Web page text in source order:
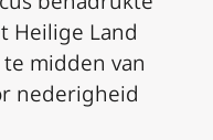
Heilige Land
midden van
nederigheid